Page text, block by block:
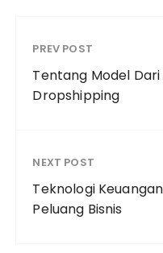
PREV POST
Tentang Model Dari
Dropshipping
NEXT POST
Teknologi
Peluang Bisnis